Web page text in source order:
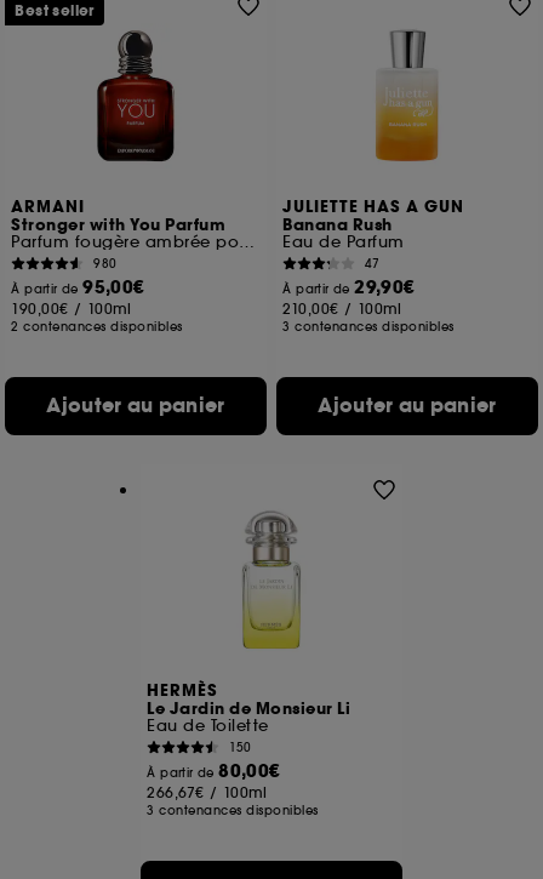
ARMANI
Stronger with You Parfum
Parfum fougère ambrée pour homme
980
À partir de95,00€
190,00€ / 100ml
2 contenances disponibles
Ajouter au panier
Best seller
JULIETTE HAS A GUN
Banana Rush
Eau de Parfum
47
À partir de29,90€
210,00€ / 100ml
3 contenances disponibles
Ajouter au panier
HERMÈS
Le Jardin de Monsieur Li
Eau de Toilette
150
À partir de80,00€
266,67€ / 100ml
3 contenances disponibles